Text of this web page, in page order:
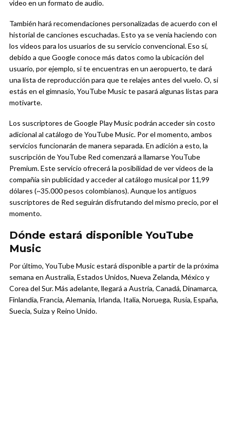
video en un formato de audio.
También hará recomendaciones personalizadas de acuerdo con el
historial de canciones escuchadas. Esto ya se venía haciendo con
los videos para los usuarios de su servicio convencional. Eso sí,
debido a que Google conoce más datos como la ubicación del
usuario, por ejemplo, si te encuentras en un aeropuerto, te dará
una lista de reproducción para que te relajes antes del vuelo. O, si
estás en el gimnasio, YouTube Music te pasará algunas listas para
motivarte.
Los suscriptores de Google Play Music podrán acceder sin costo
adicional al catálogo de YouTube Music. Por el momento, ambos
servicios funcionarán de manera separada. En adición a esto, la
suscripción de YouTube Red comenzará a llamarse YouTube
Premium. Este servicio ofrecerá la posibilidad de ver videos de la
compañía sin publicidad y acceder al catálogo musical por 11,99
dólares (~35.000 pesos colombianos). Aunque los antiguos
suscriptores de Red seguirán disfrutando del mismo precio, por el
momento.
Dónde estará disponible YouTube
Music
Por último, YouTube Music estará disponible a partir de la próxima
semana en Australia, Estados Unidos, Nueva Zelanda, México y
Corea del Sur. Más adelante, llegará a Austria, Canadá, Dinamarca,
Finlandia, Francia, Alemania, Irlanda, Italia, Noruega, Rusia, España,
Suecia, Suiza y Reino Unido.